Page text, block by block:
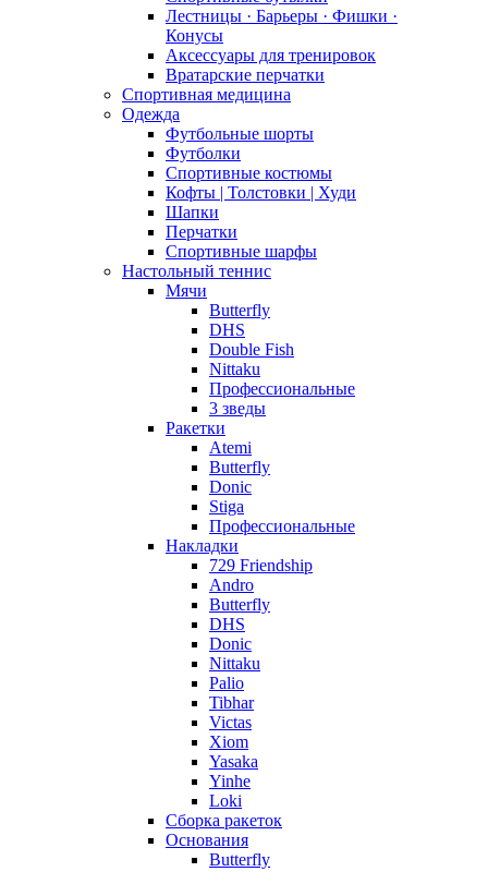
Лестницы · Барьеры · Фишки ·
Конусы
Аксессуары для тренировок
Вратарские перчатки
Спортивная медицина
Одежда
Футбольные шорты
Футболки
Спортивные костюмы
Кофты | Толстовки | Худи
Шапки
Перчатки
Спортивные шарфы
Настольный теннис
Мячи
Butterfly
DHS
Double Fish
Nittaku
Профессиональные
3 зведы
Ракетки
Atemi
Butterfly
Donic
Stiga
Профессиональные
Накладки
729 Friendship
Andro
Butterfly
DHS
Donic
Nittaku
Palio
Tibhar
Victas
Xiom
Yasaka
Yinhe
Loki
Сборка ракеток
Основания
Butterfly